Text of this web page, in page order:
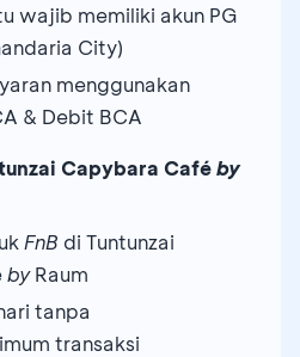
wajib memiliki akun PG
City)
menggunakan
& Debit BCA
Capybara Caféby
FnB di Tuntunzai
byRaum
tanpa
transaksi